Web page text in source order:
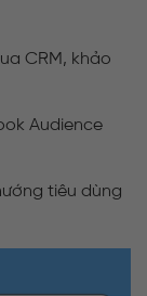
CRM, khảo
Audience
tiêu dùng